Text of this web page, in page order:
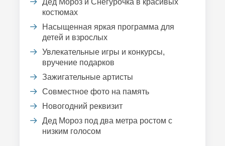
Дед Мороз и Снегурочка в красивых
костюмах
Насыщенная яркая программа для
детей и взрослых
Увлекательные игры и конкурсы,
вручение подарков
Зажигательные артисты
Совместное фото на память
Новогодний реквизит
Дед Мороз под два метра ростом с
низким голосом